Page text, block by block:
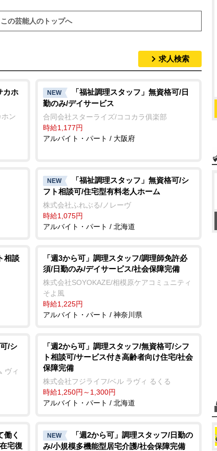
この芸能人のトップへ
求人検索
カホ
ン
NEW
「福祉調理スタッフ」無資格可/日
勤のみ/デイサービス
合同会社スターライズ/ココカラ俱楽部
時給1,177円
アルバイト・パート / 大阪府
NEW
「福祉調理スタッフ」無資格可/シ
フト相談可/住宅型有料老人ホーム
株式会社ふれぶる/ノレーヴ
時給1,075円
アルバイト・パート / 北海道
相談
「週3から可」調理スタッフ/調理師免許必
須/日勤のみ/デイサービス/社会保障完備
株式会社SOYOKAZE/相模原ケアコミュニティ
そよ風
時給1,225円
アルバイト・パート / 神奈川県
/シ
ヴィ
「週2から可」調理スタッフ/無資格可/シフ
ト相談可/サービス付き高齢者向け住宅/社会
保障完備
株式会社フジライフ/ベル ラヴィ るくる
時給1,250円～1,300円
アルバイト・パート / 北海道
働く
宅復
NEW
「週2から可」調理スタッフ/日勤の
み/小規模多機能型居宅介護/社会保障完備